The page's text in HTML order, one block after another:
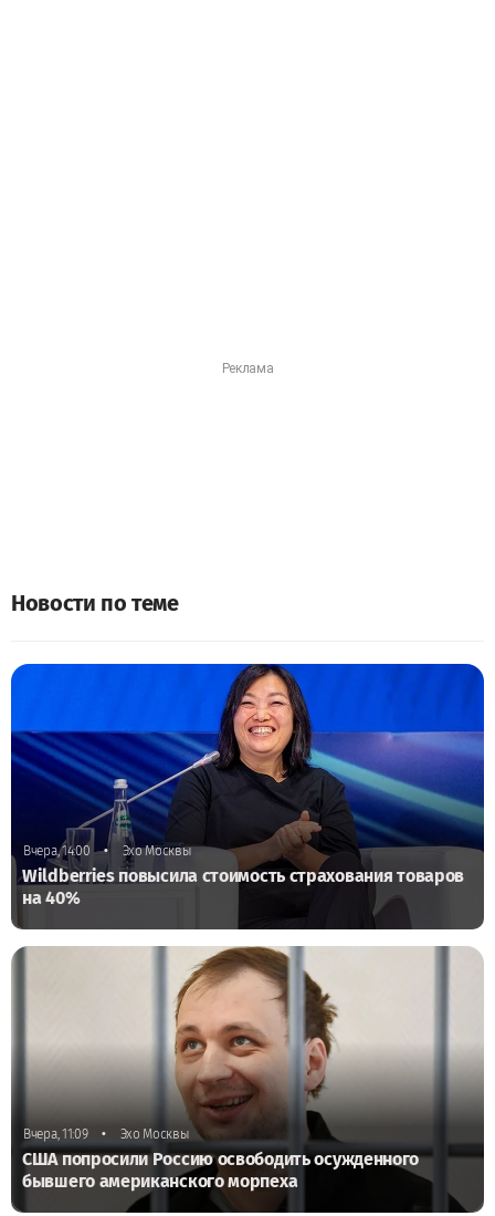
Новости по теме
Вчера, 14:00 • Эхо Москвы
Wildberries повысила стоимость страхования товаров
на 40%
Вчера, 11:09 • Эхо Москвы
США попросили Россию освободить осужденного
бывшего американского морпеха